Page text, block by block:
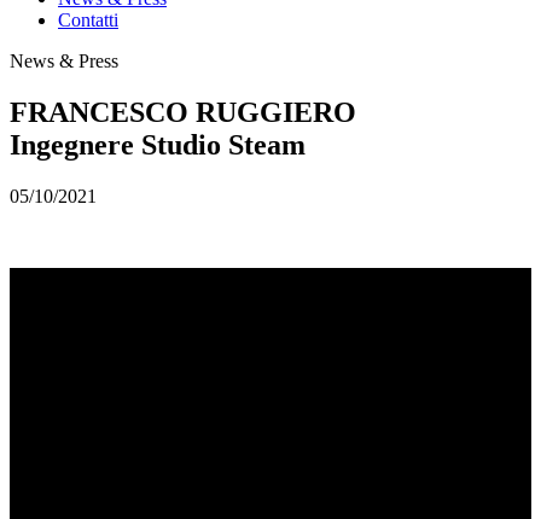
Contatti
News & Press
FRANCESCO RUGGIERO
Ingegnere Studio Steam
05/10/2021